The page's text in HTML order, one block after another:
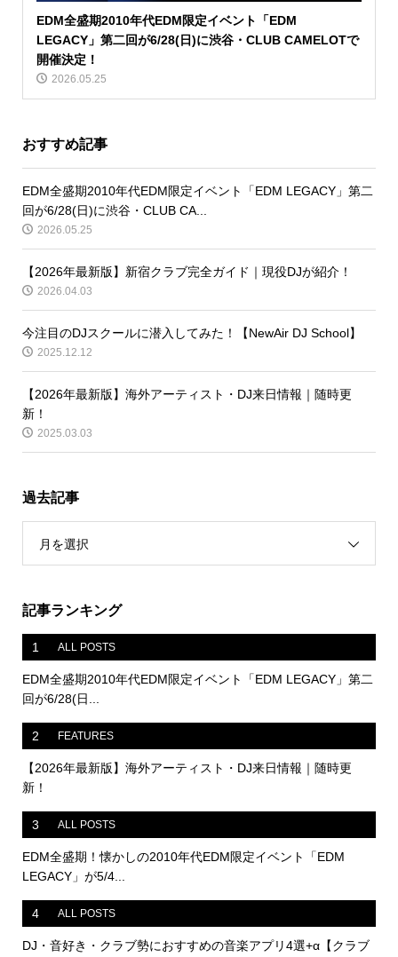
EDM全盛期2010年代EDM限定イベント「EDM
LEGACY」第二回が6/28(日)に渋谷・CLUB CAMELOTで
開催決定！
2026.05.25
おすすめ記事
EDM全盛期2010年代EDM限定イベント「EDM LEGACY」第二
回が6/28(日)に渋谷・CLUB CA...
2026.05.25
【2026年最新版】新宿クラブ完全ガイド｜現役DJが紹介！
2026.04.03
今注目のDJスクールに潜入してみた！【NewAir DJ School】
2025.12.12
【2026年最新版】海外アーティスト・DJ来日情報｜随時更
新！
2025.03.03
過去記事
月を選択
記事ランキング
1 ALL POSTS
EDM全盛期2010年代EDM限定イベント「EDM LEGACY」第二
回が6/28(日...
2 FEATURES
【2026年最新版】海外アーティスト・DJ来日情報｜随時更
新！
3 ALL POSTS
EDM全盛期！懐かしの2010年代EDM限定イベント「EDM
LEGACY」が5/4...
4 ALL POSTS
DJ・音好き・クラブ勢におすすめの音楽アプリ4選+α【クラブ